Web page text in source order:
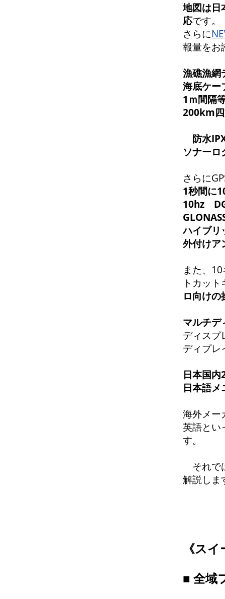
地図は
応です。
さらに
報量をお
漁礁漁網
海底ケー
1ｍ間隔
200km
防水
ソナー
さらに
1秒間に
10hz
ハイブリ
外付けア
また、
トカッ
ロ向けの
マルチデ
ディスプ
ディプレ
日本国内
日本語メ
海外メ
英語とい
す。
それで
解説しま
《スイ
■ 全域